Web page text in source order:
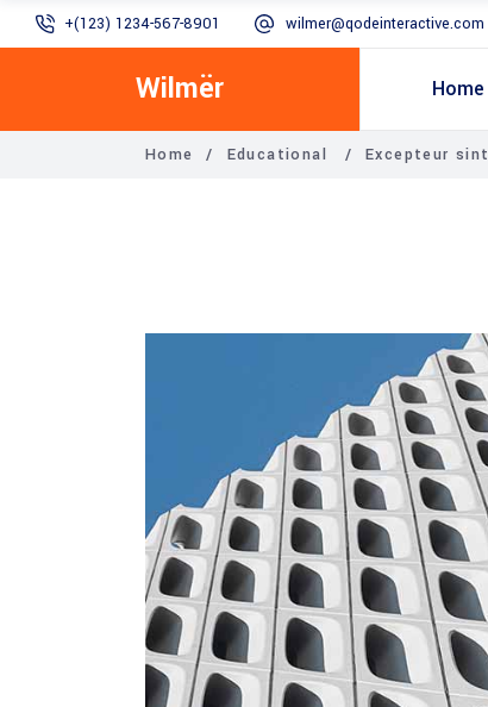
+(123) 1234-567-8901 wilmer@qodeinteractive.com
Wilmër Home
Home / Educational /Excepteur sint